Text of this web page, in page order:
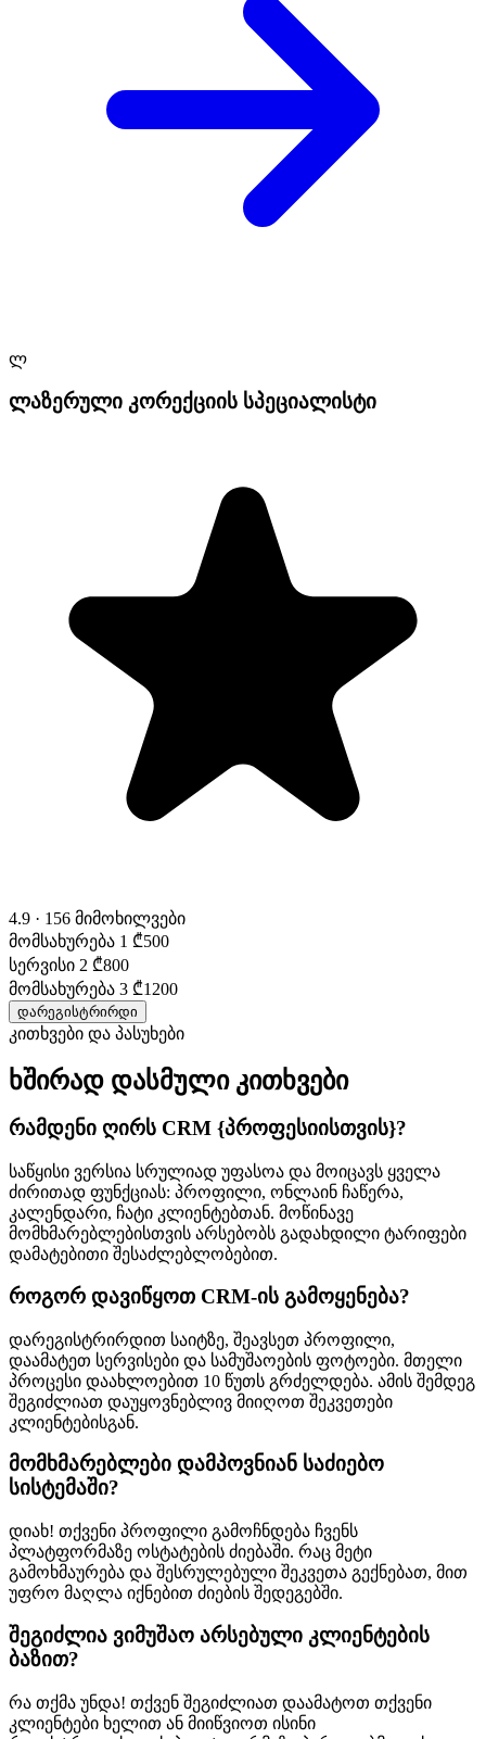
ლ
ლაზერული კორექციის სპეციალისტი
4.9 · 156 მიმოხილვები
მომსახურება 1 ₾500
სერვისი 2 ₾800
მომსახურება 3 ₾1200
დარეგისტრირდი
კითხვები და პასუხები
ხშირად დასმული კითხვები
რამდენი ღირს CRM {პროფესიისთვის}?
საწყისი ვერსია სრულიად უფასოა და მოიცავს ყველა
ძირითად ფუნქციას: პროფილი, ონლაინ ჩაწერა,
კალენდარი, ჩატი კლიენტებთან. მოწინავე
მომხმარებლებისთვის არსებობს გადახდილი ტარიფები
დამატებითი შესაძლებლობებით.
როგორ დავიწყოთ CRM-ის გამოყენება?
დარეგისტრირდით საიტზე, შეავსეთ პროფილი,
დაამატეთ სერვისები და სამუშაოების ფოტოები. მთელი
პროცესი დაახლოებით 10 წუთს გრძელდება. ამის შემდეგ
შეგიძლიათ დაუყოვნებლივ მიიღოთ შეკვეთები
კლიენტებისგან.
მომხმარებლები დამპოვნიან საძიებო
სისტემაში?
დიახ! თქვენი პროფილი გამოჩნდება ჩვენს
პლატფორმაზე ოსტატების ძიებაში. რაც მეტი
გამოხმაურება და შესრულებული შეკვეთა გექნებათ, მით
უფრო მაღლა იქნებით ძიების შედეგებში.
შეგიძლია ვიმუშაო არსებული კლიენტების
ბაზით?
რა თქმა უნდა! თქვენ შეგიძლიათ დაამატოთ თქვენი
კლიენტები ხელით ან მიიწვიოთ ისინი